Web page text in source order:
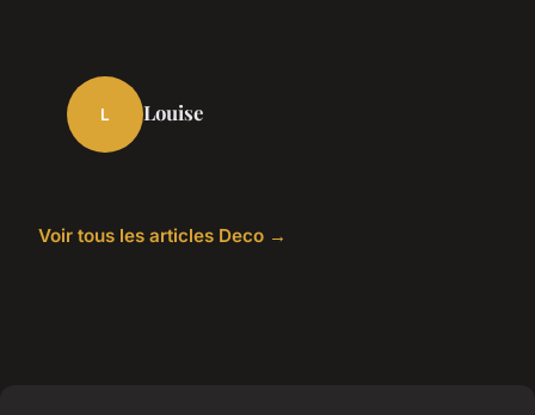
L Louise
Voir tous les articles Deco →